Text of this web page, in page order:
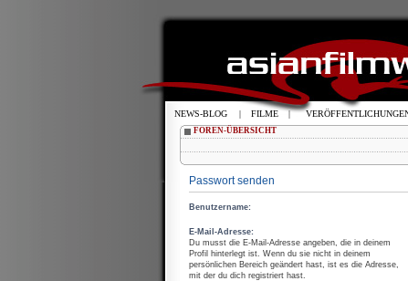
FOREN-ÜBERSICHT
Passwort senden
Benutzername:
E-Mail-Adresse:
Du musst die E-Mail-Adresse angeben, die in deinem
Profil hinterlegt ist. Wenn du sie nicht in deinem
persönlichen Bereich geändert hast, ist es die Adresse,
mit der du dich registriert hast.
NEWS-BLOG | FILME |